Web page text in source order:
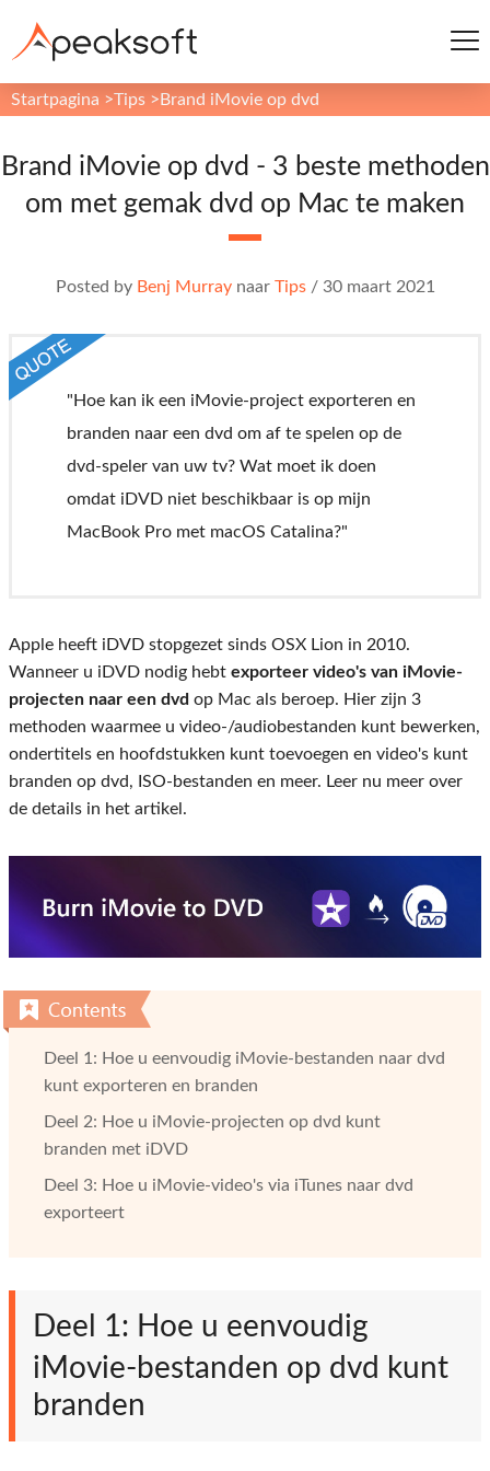
Startpagina >Tips > Brand iMovie op dvd
Brand iMovie op dvd - 3 beste methoden
om met gemak dvd op Mac te maken
Posted by Benj Murraynaar Tips/ 30 maart 2021
"Hoe kan ik een iMovie-project exporteren en
branden naar een dvd om af te spelen op de
dvd-speler van uw tv? Wat moet ik doen
omdat iDVD niet beschikbaar is op mijn
MacBook Pro met macOS Catalina?"
Apple heeft iDVD stopgezet sinds OSX Lion in 2010.
Wanneer u iDVD nodig hebt exporteer video's van iMovie-
projecten naar een dvd op Mac als beroep. Hier zijn 3
methoden waarmee u video-/audiobestanden kunt bewerken,
ondertitels en hoofdstukken kunt toevoegen en video's kunt
branden op dvd, ISO-bestanden en meer. Leer nu meer over
de details in het artikel.
Deel 1: Hoe u eenvoudig iMovie-bestanden naar dvd
kunt exporteren en branden
Deel 2: Hoe u iMovie-projecten op dvd kunt
branden met iDVD
Deel 3: Hoe u iMovie-video's via iTunes naar dvd
exporteert
Deel 1: Hoe u eenvoudig
iMovie-bestanden op dvd kunt
branden